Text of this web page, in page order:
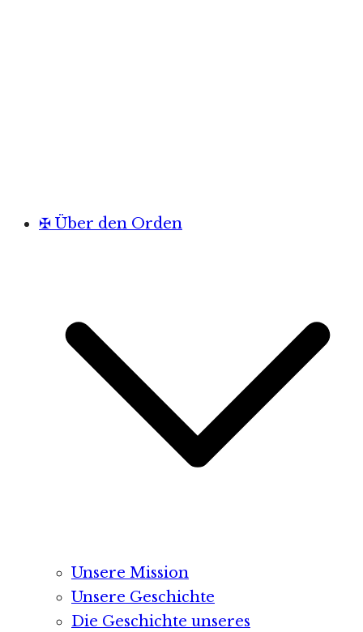
✠ Über den Orden
Unsere Mission
Unsere Geschichte
Die Geschichte unseres